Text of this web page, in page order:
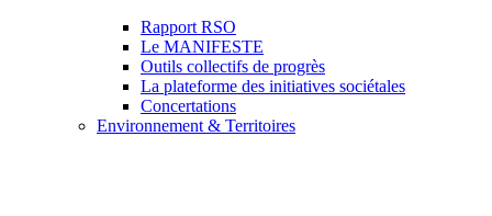
Rapport RSO
Le MANIFESTE
Outils collectifs de progrès
La plateforme des initiatives sociétales
Concertations
Environnement & Territoires